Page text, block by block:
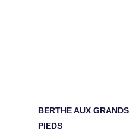
BERTHE AUX GRANDS
PIEDS